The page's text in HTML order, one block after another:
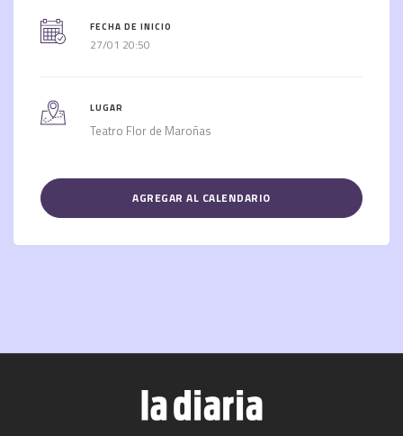
FECHA DE INICIO
27/01 20:50
LUGAR
Teatro Flor de Maroñas
AGREGAR AL CALENDARIO